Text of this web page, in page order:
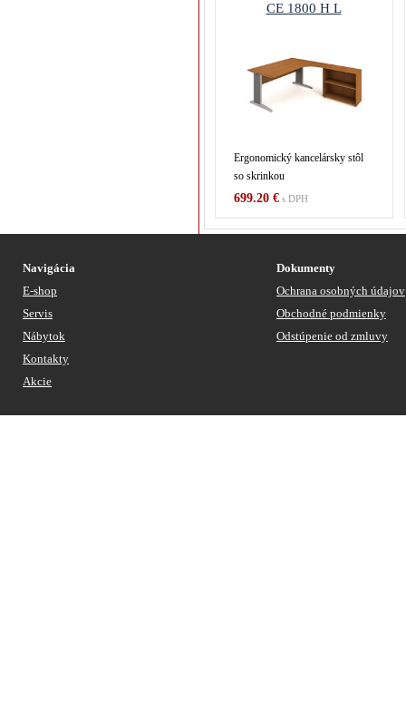
CE 1800 H L
Ergonomický kancelársky stôl
so skrinkou
699.20 €s DPH
Navigácia
E-shop
Servis
Nábytok
Kontakty
Akcie
Dokumenty
Ochrana osobných údajov
Obchodné podmienky
Odstúpenie od zmluvy